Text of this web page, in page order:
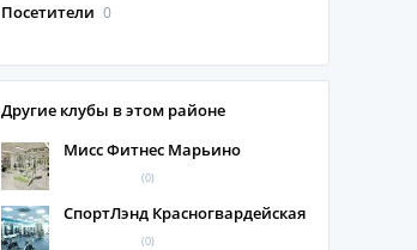
Посетители 0
Другие клубы в этом районе
Мисс Фитнес Марьино
(0)
СпортЛэнд Красногвардейская
(0)